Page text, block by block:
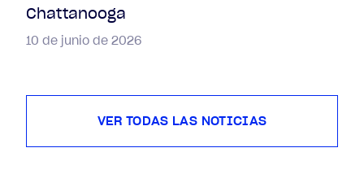
Chattanooga
10 de junio de 2026
VER TODAS LAS NOTICIAS